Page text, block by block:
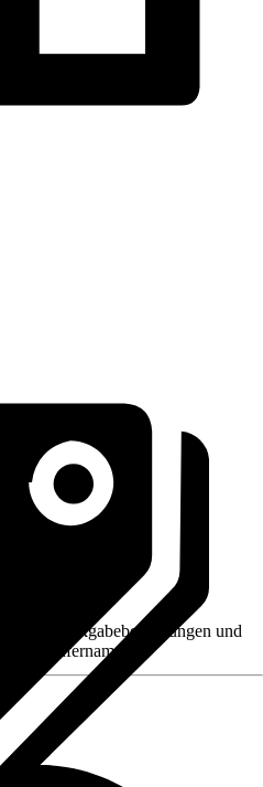
z. B. Rückgabebedingungen und
Verkäufernamen.